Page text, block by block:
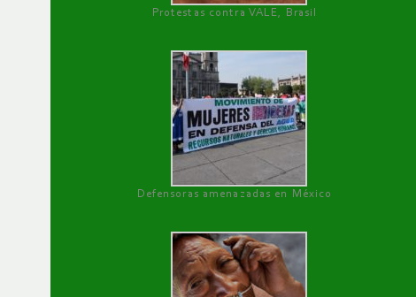
Protestas contra VALE, Brasil
Defensoras amenazadas en México